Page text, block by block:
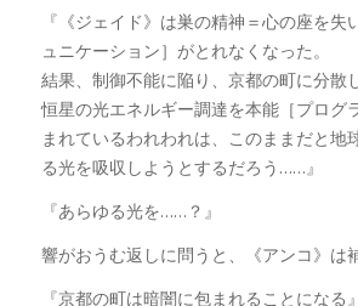
『《ジェイド》は巣の精神＝心の座を失
ュニケーション］がとれなくなった。
結果、制御不能に陥り、京都の町に分散
恒星の光エネルギー調達を本能［プログ
まれているわれわれは、このままだと地
る光を吸収しようとするだろう……』
『あらゆる光を……？』
響がおうむ返しに問うと、《アンコ》は
『京都の町は暗闇に包まれることになる』